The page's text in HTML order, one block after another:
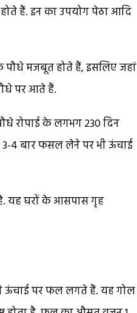
हैं. इन का उपयोग पेठा आदि
पौधे मजबूत होते हैं, इसलिए जहां
पर आते हैं.
रोपाई के लगभग 230 दिन
4 बार फसल लेने पर भी ऊंचाई
है. यह घरों के आसपास गृह
ऊंचाई पर फल लगते हैं. यह गोल